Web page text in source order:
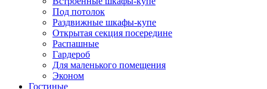
Под потолок
Раздвижные шкафы-купе
Открытая секция посередине
Распашные
Гардероб
Для маленького помещения
Эконом
Гостиные